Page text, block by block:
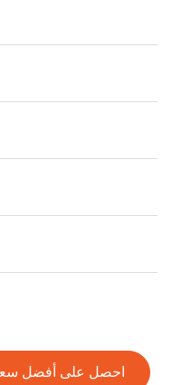
احصل على أفضل